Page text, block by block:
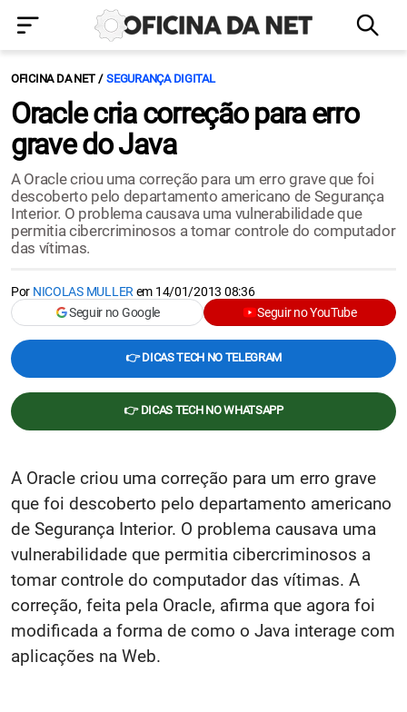
OFICINA DA NET SEGURANÇA DIGITAL
Oracle cria correção para erro
grave do Java
A Oracle criou uma correção para um erro grave que foi
descoberto pelo departamento americano de Segurança
Interior. O problema causava uma vulnerabilidade que
permitia cibercriminosos a tomar controle do computador
das vítimas.
Por NICOLAS MULLER em 14/01/2013 08:36
Seguir no Google
Seguir no YouTube
👉 DICAS TECH NO TELEGRAM
👉 DICAS TECH NO WHATSAPP
A Oracle criou uma correção para um erro grave
que foi descoberto pelo departamento americano
de Segurança Interior. O problema causava uma
vulnerabilidade que permitia cibercriminosos a
tomar controle do computador das vítimas. A
correção, feita pela Oracle, afirma que agora foi
modificada a forma de como o Java interage com
aplicações na Web.